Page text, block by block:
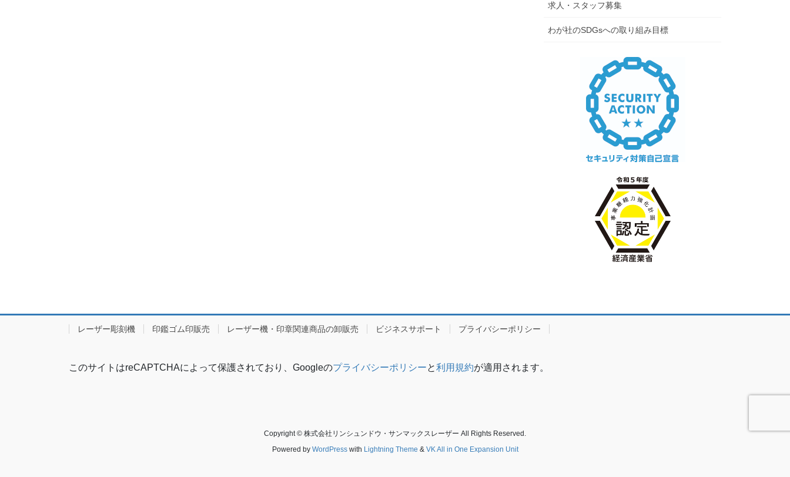
求人・スタッフ募集
わが社のSDGsへの取り組み目標
レーザー彫刻機 印鑑ゴム印販売 レーザー機・印章関連商品の卸販売 ビジネスサポート プライバシーポリシー
このサイトはreCAPTCHAによって保護されており、Googleのプライバシーポリシーと利用規約が適用されます。
Copyright © 株式会社リンシュンドウ・サンマックスレーザー All Rights Reserved.
Powered by WordPresswith Lightning Theme & VK All in One Expansion Unit